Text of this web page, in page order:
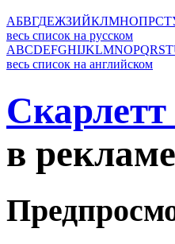
АБВГДЕЖЗИЙКЛМНОПРСТ
весь список на русском
ABCDEFGHIJKLMNOPQRST
весь список на английском
в